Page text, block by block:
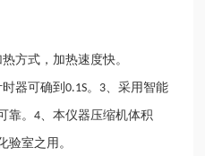
方式，加热速度快。
时器可确到0.1S。 3 、采用智能
靠。4 、本仪器压缩机体积
验室之用。